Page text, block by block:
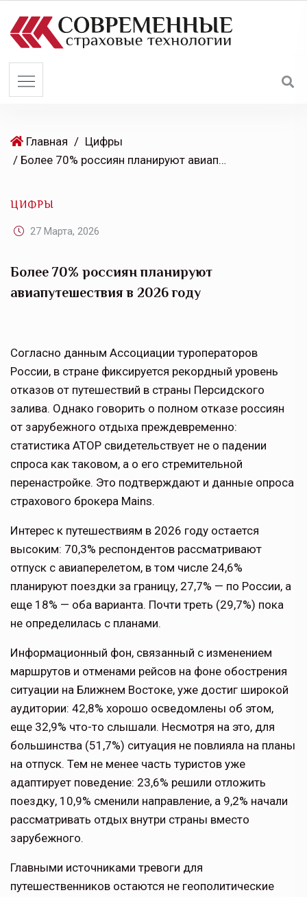
Главная / Цифры
/ Более 70% россиян планируют авиапутешествия в 2026 году
ЦИФРЫ
27 Марта, 2026
Более 70% россиян планируют
авиапутешествия в 2026 году
Согласно данным Ассоциации туроператоров
России, в стране фиксируется рекордный уровень
отказов от путешествий в страны Персидского
залива. Однако говорить о полном отказе россиян
от зарубежного отдыха преждевременно:
статистика АТОР свидетельствует не о падении
спроса как таковом, а о его стремительной
перенастройке. Это подтверждают и данные опроса
страхового брокера Mains.
Интерес к путешествиям в 2026 году остается
высоким: 70,3% респондентов рассматривают
отпуск с авиаперелетом, в том числе 24,6%
планируют поездки за границу, 27,7% — по России, а
еще 18% — оба варианта. Почти треть (29,7%) пока
не определилась с планами.
Информационный фон, связанный с изменением
маршрутов и отменами рейсов на фоне обострения
ситуации на Ближнем Востоке, уже достиг широкой
аудитории: 42,8% хорошо осведомлены об этом,
еще 32,9% что-то слышали. Несмотря на это, для
большинства (51,7%) ситуация не повлияла на планы
на отпуск. Тем не менее часть туристов уже
адаптирует поведение: 23,6% решили отложить
поездку, 10,9% сменили направление, а 9,2% начали
рассматривать отдых внутри страны вместо
зарубежного.
Главными источниками тревоги для
путешественников остаются не геополитические